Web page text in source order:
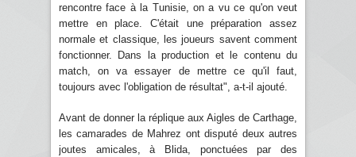
rencontre face à la Tunisie, on a vu ce qu'on veut
mettre en place. C'était une préparation assez
normale et classique, les joueurs savent comment
fonctionner. Dans la production et le contenu du
match, on va essayer de mettre ce qu'il faut,
toujours avec l'obligation de résultat", a-t-il ajouté.
Avant de donner la réplique aux Aigles de Carthage,
les camarades de Mahrez ont disputé deux autres
joutes amicales, à Blida, ponctuées par des